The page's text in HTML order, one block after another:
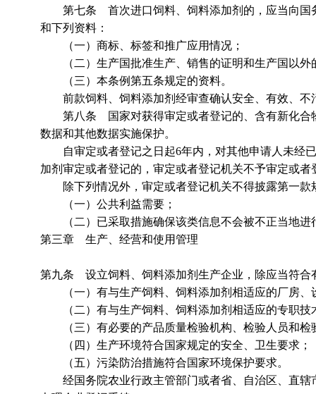
第七条 首次进口饲料、饲料添加剂的，应当向国
和下列资料：
（一）商标、标签和推广应用情况；
（二）生产国批准生产、销售的证明和生产国以外
（三）本条例第五条规定的资料。
前款饲料、饲料添加剂经审查确认安全、有效、不
第八条 国家对获得审定或者登记的、含有新化合
数据和其他数据实施保护。
自审定或者登记之日起6年内，对其他申请人未经已
加剂审定或者登记的，审定或者登记机关不予审定或
除下列情况外，审定或者登记机关不得披露第一款
（一）公共利益需要；
（二）已采取措施确保该类信息不会被不正当地进
第三章 生产、经营和使用管理
第九条 设立饲料、饲料添加剂生产企业，除应当符合
（一）有与生产饲料、饲料添加剂相适应的厂房、
（二）有与生产饲料、饲料添加剂相适应的专职技
（三）有必要的产品质量检验机构、检验人员和检
（四）生产环境符合国家规定的安全、卫生要求；
（五）污染防治措施符合国家环境保护要求。
经国务院农业行政主管部门或者省、自治区、直辖